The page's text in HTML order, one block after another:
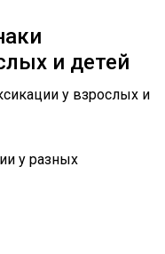
и детей
у разных